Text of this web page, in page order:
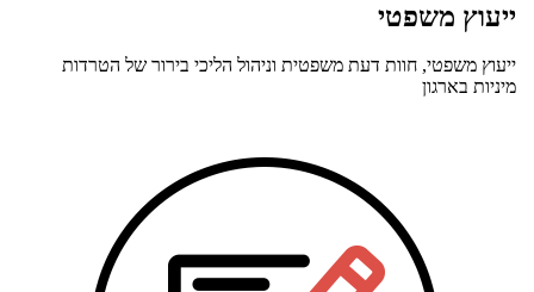
ייעוץ משפטי
ייעוץ משפטי, חוות דעת משפטית וניהול הליכי בירור של הטרדות
מיניות בארגון